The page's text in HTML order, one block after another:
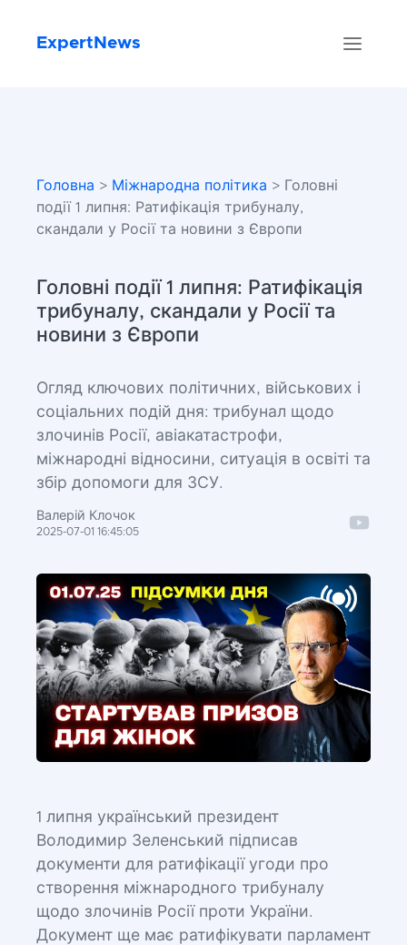
ExpertNews
Головна > Міжнародна політика > Головні
події 1 липня: Ратифікація трибуналу,
скандали у Росії та новини з Європи
Головні події 1 липня: Ратифікація
трибуналу, скандали у Росії та
новини з Європи
Огляд ключових політичних, військових і
соціальних подій дня: трибунал щодо
злочинів Росії, авіакатастрофи,
міжнародні відносини, ситуація в освіті та
збір допомоги для ЗСУ.
Валерій Клочок
2025-07-01 16:45:05
1 липня український президент
Володимир Зеленський підписав
документи для ратифікації угоди про
створення міжнародного трибуналу
щодо злочинів Росії проти України.
Документ ще має ратифікувати парламент